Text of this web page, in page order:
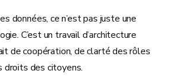
données, ce n’est pas juste une
C’est un travail d’architecture
de coopération, de clarté des rôles
des citoyens.